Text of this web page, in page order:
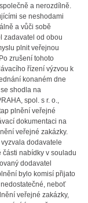
a nerozdílně.
se neshodami
a vůči sobě
zadavatel od obou
plnit veřejnou
zrušení tohoto
řízení výzvou k
konaném dne
shodla na
spol. s r. o.,
plnění veřejné
dokumentaci na
veřejné zakázky.
dodavatele
části nabídky v souladu
dodavatel
bylo komisí přijato
neboť
veřejné zakázky,